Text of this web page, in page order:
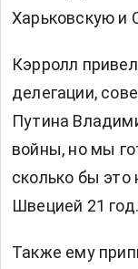
Харьковскую и
Кэрролл
делегации,
Путина
войны, но мы
сколько бы
Швецией 21
Также ему